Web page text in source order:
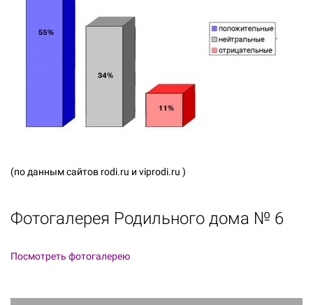
(по данным сайтов rodi.ru и viprodi.ru )
Фотогалерея Родильного дома № 6
Посмотреть фотогалерею